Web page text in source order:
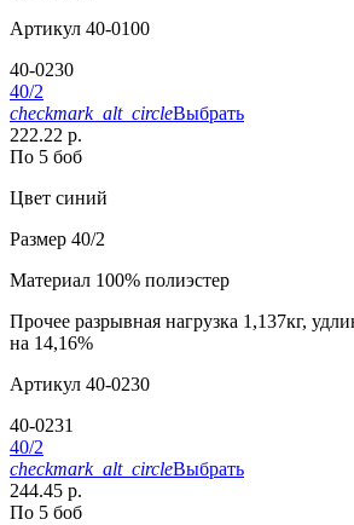
Артикул 40-0100
40-0230
40/2
checkmark_alt_circleВыбрать
222.22 р.
По 5 боб
Цвет синий
Размер 40/2
Материал 100% полиэстер
Прочее разрывная нагрузка 1,137кг,
на 14,16%
Артикул 40-0230
40-0231
40/2
checkmark_alt_circleВыбрать
244.45 р.
По 5 боб